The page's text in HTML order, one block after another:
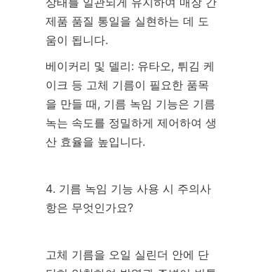
제품 품질 통일을 실현하는 데 도
움이 됩니다.
베이커리 및 델리: 유타오, 튀김 케
이크 등 고체 기름이 필요한 품목
을 만들 때, 기름 녹임 기능은 기름
녹는 속도를 정밀하게 제어하여 생
산 효율을 높입니다.
4. 기름 녹임 기능 사용 시 주의사
항은 무엇인가요?
고체 기름을 오일 실린더 안에 단